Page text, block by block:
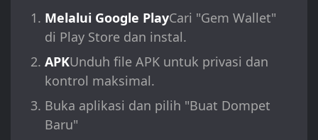
Melalui Google PlayCari "Gem Wallet"
di Play Store dan instal.
APKUnduh file APK untuk privasi dan
kontrol maksimal.
Buka aplikasi dan pilih "Buat Dompet
Baru"